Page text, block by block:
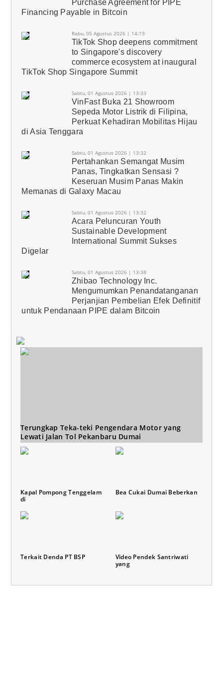
Purchase Agreement for PIPE
Financing Payable in Bitcoin
Rabu, 05 Agustus 2026 | 14:19
TikTok Shop deepens commitment
to Singapore's discovery
commerce ecosystem at inaugural
TikTok Shop Singapore Summit
Sabtu, 01 Agustus 2026 | 13:33
VinFast Buka 21 Showroom
Sepeda Motor Listrik di Filipina,
Perkuat Kehadiran Mobilitas Hijau
di Asia Tenggara
Sabtu, 01 Agustus 2026 | 13:32
Pertahankan Semangat Musim
Panas, Tingkatkan Sensasi ?
Keseruan Musim Panas Makin
Memanas di Galaxy Macau
Sabtu, 01 Agustus 2026 | 13:32
Acara Peluncuran Youth
Sustainable Development
International Summit Sukses
Digelar
Sabtu, 01 Agustus 2026 | 13:38
Zhibao Technology Inc.
Mengumumkan Penandatanganan
Perjanjian Pembelian Efek Definitif
untuk Pendanaan PIPE dalam Bitcoin
Terungkap Teka-teki Pengendara Motor yang
Lewati Jalan Tol Pekanbaru Dumai
Kapal Pompong Tenggelam
di
Bea Cukai Dumai Beberkan
Terkait Denda PT BSP
Video Pendek Santriwati
yang